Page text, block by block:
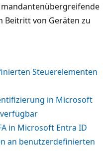
Beitritt von Geräten zu
Steuerelementen
in Microsoft
in Microsoft Entra ID
an benutzerdefinierten